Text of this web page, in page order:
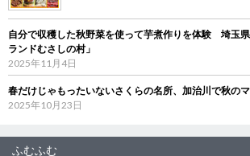
自分で収穫した秋野菜を使って芋煮作りを体験 埼玉
ランドむさしの村」
2025年11月4日
春だけじゃもったいないさくらの名所、加治川で秋の
2025年10月23日
ふむふむ